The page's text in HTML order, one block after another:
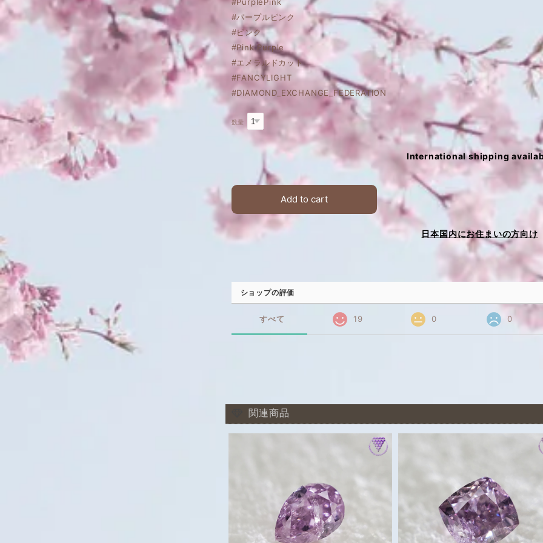
#パープルピンク
#ピンク
#Pink Purple
#エメラルドカット
#FANCYLIGHT
#DIAMOND_EXCHANGE_FEDERATION
数量
International shipping
Add to cart
日本国内にお住まいの方向け
ショップの評価
すべて 19 0 0
関連商品